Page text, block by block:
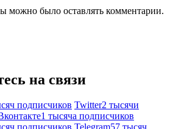
можно было оставлять комментарии.
на связи
подписчиков Twitter2 тысячи
1 тысяча подписчиков